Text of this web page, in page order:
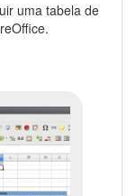
uma tabela de